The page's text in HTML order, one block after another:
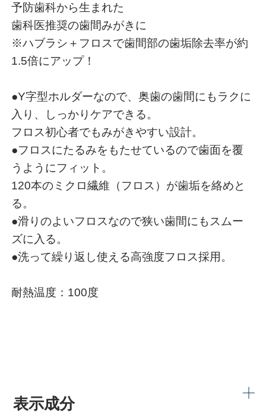
予防歯科から生まれた
歯科医推奨の歯間みがきに
※ハブラシ＋フロスで歯間部の歯垢除去率が約
1.5倍にアップ！
●Y字型ホルダーなので、奥歯の歯間にもラクに
入り、しっかりケアできる。
フロス初心者でもみがきやすい設計。
●フロスにたるみをもたせているので歯面を覆
うようにフィット。
120本のミクロ繊維（フロス）が歯垢を絡めと
る。
●滑りのよいフロスなので狭い歯間にもスムー
ズに入る。
●洗って繰り返し使える高強度フロス採用。
耐熱温度：100度
表示成分